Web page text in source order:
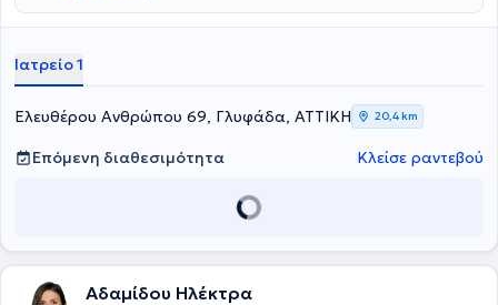
Ιατρείο 1
Ελευθέρου Ανθρώπου 69, Γλυφάδα, ΑΤΤΙΚΗ 20,4 km
Επόμενη διαθεσιμότητα Κλείσε ραντεβού
Αδαμίδου Ηλέκτρα